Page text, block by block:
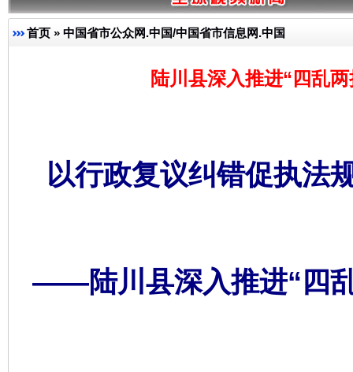
首页 » 中国省市公众网.中国/中国省市信息网.中国
陆川县深入推进“四乱
以行政复议纠错促执法
——陆川县深入推进“四